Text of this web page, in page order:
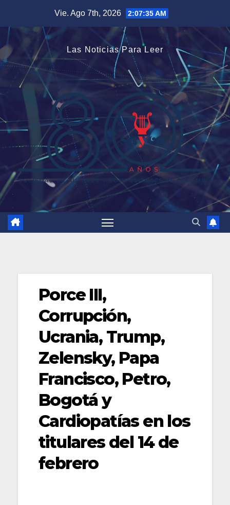
contenido
Vie. Ago 7th, 2026 2:07:36 AM
Las Noticias Para Leer
Porce III,
Corrupción,
Ucrania, Trump,
Zelensky, Papa
Francisco, Petro,
Bogotá y
Cardiopatías en los
titulares del 14 de
febrero